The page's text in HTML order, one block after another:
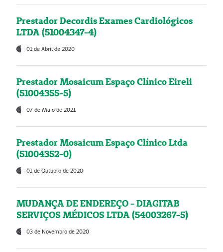
Prestador Decordis Exames Cardiológicos
LTDA (51004347-4)
01 de Abril de 2020
Prestador Mosaicum Espaço Clínico Eireli
(51004355-5)
07 de Maio de 2021
Prestador Mosaicum Espaço Clínico Ltda
(51004352-0)
01 de Outubro de 2020
MUDANÇA DE ENDEREÇO - DIAGITAB
SERVIÇOS MÉDICOS LTDA (54003267-5)
03 de Novembro de 2020